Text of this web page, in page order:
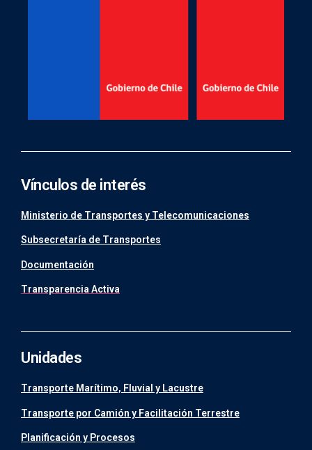
Vínculos de interés
Ministerio de Transportes y Telecomunicaciones
Subsecretaría de Transportes
Documentación
Transparencia Activa
Unidades
Transporte Marítimo, Fluvial y Lacustre
Transporte por Camión y Facilitación Terrestre
Planificación y Procesos